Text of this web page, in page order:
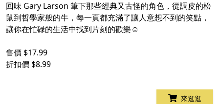
回味 Gary Larson 筆下那些經典又古怪的角色，從調皮的松
鼠到哲學家般的牛，每一頁都充滿了讓人意想不到的笑點，
讓你在忙碌的生活中找到片刻的歡樂☺️
售價 $17.99
折扣價 $8.99
來逛逛